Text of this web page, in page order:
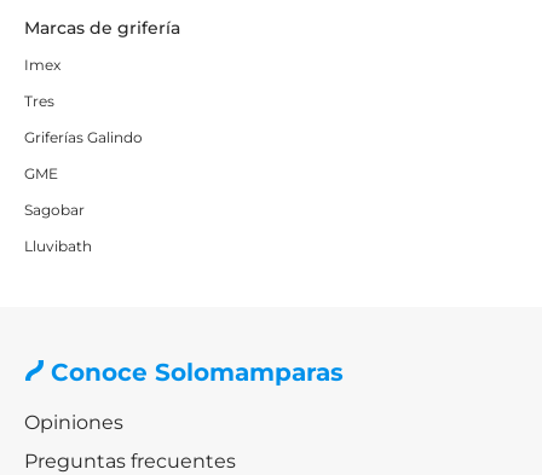
Marcas de grifería
Imex
Tres
Griferías Galindo
GME
Sagobar
Lluvibath
Conoce Solomamparas
Opiniones
Preguntas frecuentes